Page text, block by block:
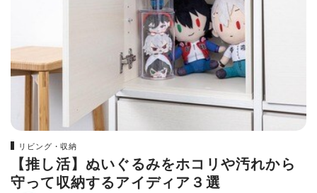
リビング・収納
【推し活】ぬいぐるみをホコリや汚れから
守って収納するアイディア３選